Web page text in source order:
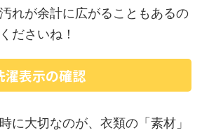
れが余計に広がることもあるの
ださいね！
濯表示の確認
に大切なのが、衣類の「素材」